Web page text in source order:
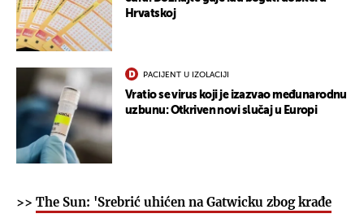
Hrvatskoj
PACIJENT U IZOLACIJI
Vratio se virus koji je izazvao međunarodnu
uzbunu: Otkriven novi slučaj u Europi
>> The Sun: 'Srebrić uhićen na Gatwicku zbog krađe